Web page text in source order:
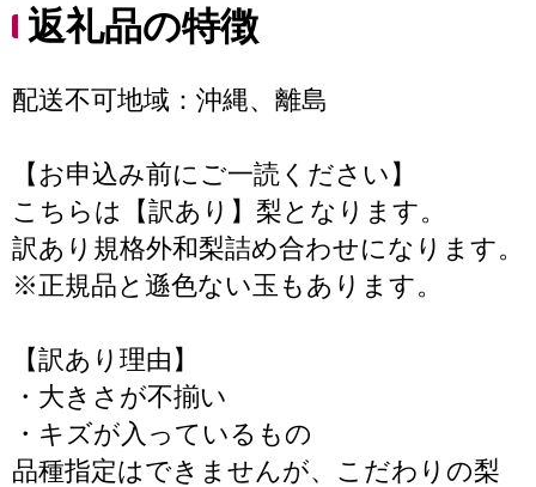
返礼品の特徴
配送不可地域：沖縄、離島
【お申込み前にご一読ください】
こちらは【訳あり】梨となります。
訳あり規格外和梨詰め合わせになります。
※正規品と遜色ない玉もあります。
【訳あり理由】
・大きさが不揃い
・キズが入っているもの
品種指定はできませんが、こだわりの梨